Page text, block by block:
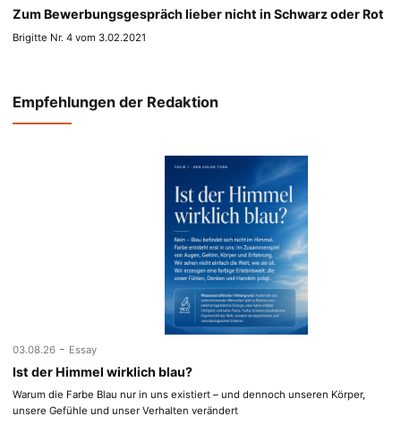
Zum Bewerbungsgespräch lieber nicht in Schwarz oder Rot
Brigitte Nr. 4 vom 3.02.2021
Empfehlungen der Redaktion
03.08.26 - Essay
Ist der Himmel wirklich blau?
Warum die Farbe Blau nur in uns existiert – und dennoch unseren Körper,
unsere Gefühle und unser Verhalten verändert